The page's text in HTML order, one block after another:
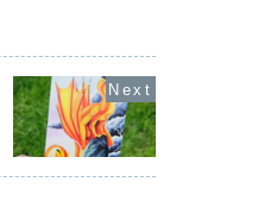
しているのです。大切なこ...